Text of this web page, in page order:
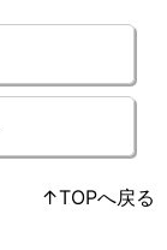
↑TOPへ戻る